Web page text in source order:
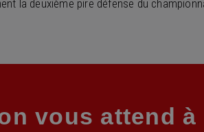
la deuxième pire défense du
vous attend à